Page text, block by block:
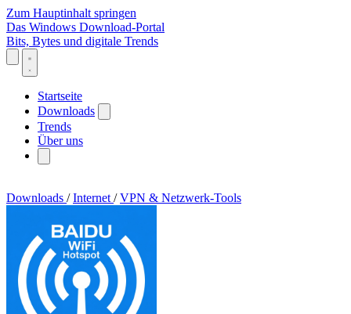
Zum Hauptinhalt springen
Das Windows Download-Portal
Bits, Bytes und digitale Trends
Startseite
Downloads
Trends
Über uns
Downloads / Internet / VPN & Netzwerk-Tools